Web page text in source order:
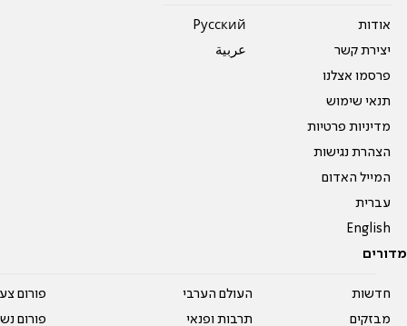
אודות
יצירת קשר
פרסמו אצלנו
תנאי שימוש
מדיניות פרטיות
הצהרת נגישות
המייל האדום
עברית
English
Pусский
عربية
מדורים
חדשות
מבזקים
העולם הערבי
תרבות ופנאי
פורום
פורום